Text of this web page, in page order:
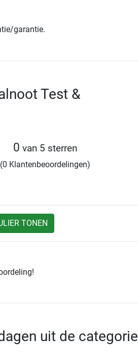
garantie.
Test &
0 van 5 sterren
(0 Klantenbeoordelingen)
TONEN
uit de categorie